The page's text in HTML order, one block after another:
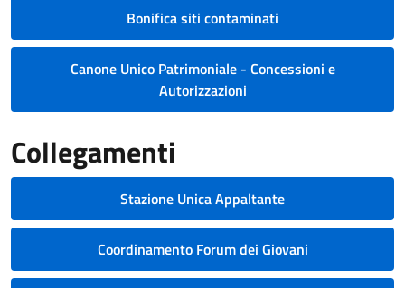
Bonifica siti contaminati
Canone Unico Patrimoniale - Concessioni e
Autorizzazioni
Collegamenti
Stazione Unica Appaltante
Coordinamento Forum dei Giovani